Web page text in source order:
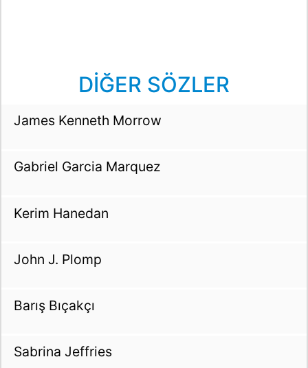
DİĞER SÖZLER
James Kenneth Morrow
Gabriel Garcia Marquez
Kerim Hanedan
John J. Plomp
Barış Bıçakçı
Sabrina Jeffries